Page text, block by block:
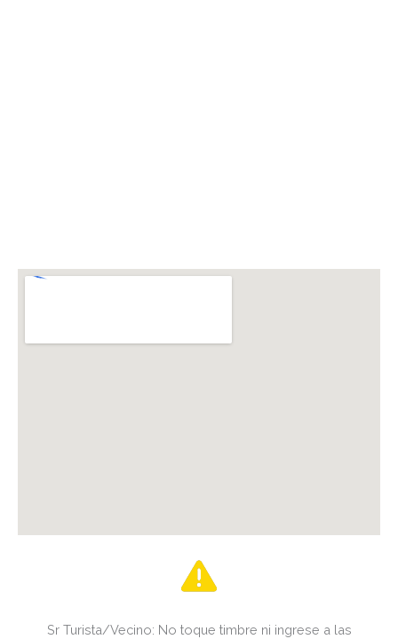
Sr Turista/Vecino: No toque timbre ni ingrese a las